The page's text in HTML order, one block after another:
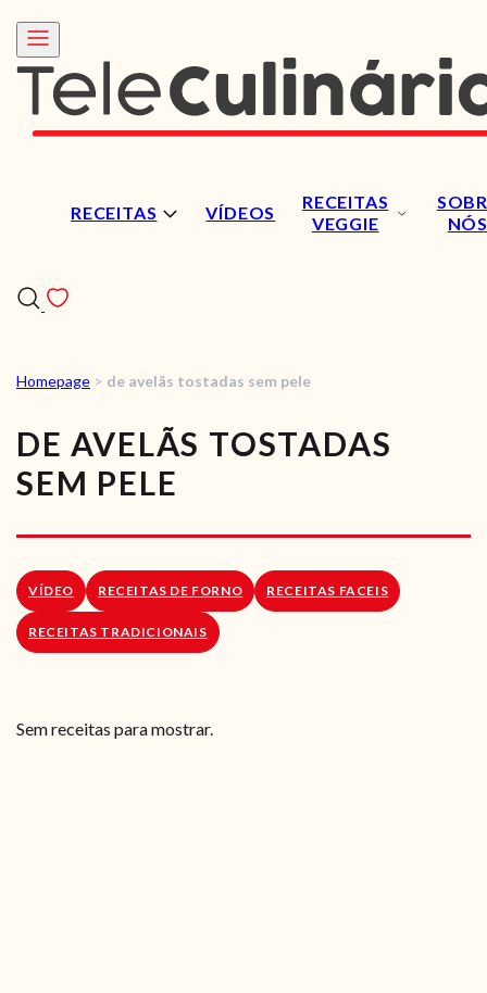
RECEITAS VÍDEOS
RECEITAS
VEGGIE
NÓS
RECEITAS
VÍDEOS
LOJA ONLINE
Homepage > de avelãs tostadas sem pele
DE AVELÃS TOSTADAS
SEM PELE
VÍDEO RECEITAS DE FORNO RECEITAS FACEIS
RECEITAS TRADICIONAIS
Sem receitas para mostrar.